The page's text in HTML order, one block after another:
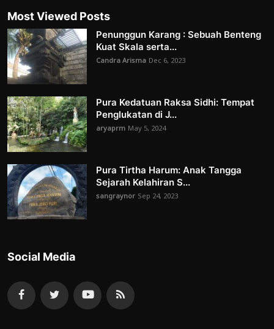
Most Viewed Posts
Penunggun Karang : Sebuah Benteng
Kuat Skala serta...
Candra Arisma Dec 6, 2023
Pura Kedatuan Raksa Sidhi: Tempat
Penglukatan di J...
aryaprm May 5, 2024
Pura Tirtha Harum: Anak Tangga
Sejarah Kelahiran S...
sangraynor Sep 24, 2023
Social Media